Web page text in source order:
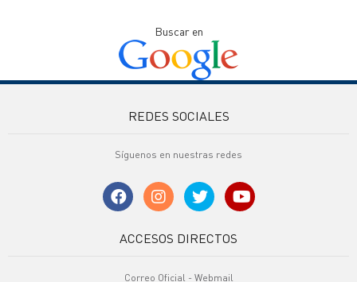
Buscar en
REDES SOCIALES
Síguenos en nuestras redes
ACCESOS DIRECTOS
Correo Oficial - Webmail